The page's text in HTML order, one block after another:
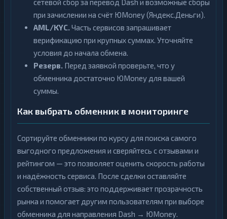
сетевой сбор за перевод Dash и возможные сборы
при зачислении на счёт ЮMoney (Яндекс.Деньги).
AML/KYC.Часть сервисов запрашивает
верификацию при крупных суммах. Уточняйте
условия до начала обмена.
Резерв. Перед заявкой проверьте, что у
обменника достаточно ЮMoney для вашей
суммы.
Как выбрать обменник в мониторинге
Сортируйте обменники по курсу для поиска самого
выгодного предложения и сверяйтесь с отзывами и
рейтингом — это позволяет оценить скорость работы
и надёжность сервиса. После сделки оставляйте
собственный отзыв: это поддерживает прозрачность
рынка и помогает другим пользователям при выборе
обменника для направления Dash → ЮMoney.